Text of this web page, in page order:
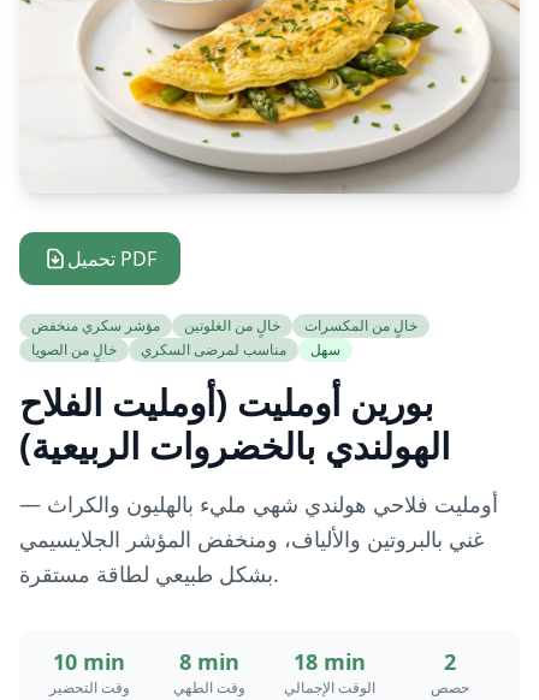
تحميل PDF
مؤشر سكري منخفض خالٍ من الغلوتين
خالٍ من المكسرات
خالٍ من الصويا
مناسب لمرضى السكري سهل
بورين أومليت (أومليت الفلاح
الهولندي بالخضروات الربيعية)
أومليت فلاحي هولندي شهي مليء بالهليون والكراث —
غني بالبروتين والألياف، ومنخفض المؤشر الجلايسيمي
بشكل طبيعي لطاقة مستقرة.
10 min
وقت التحضير
8 min
وقت الطهي
18 min
الوقت الإجمالي
2
حصص